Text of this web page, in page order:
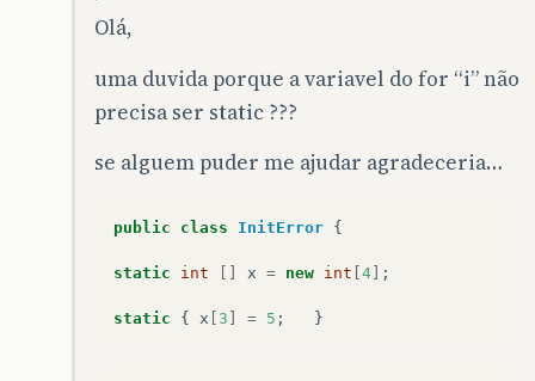
Olá,
uma duvida porque a variavel do for “i” não
precisa ser static ???
se alguem puder me ajudar agradeceria…
public class InitError {
static int [] x = new int [4] ;
static { x [ 3 ] = 5 ; }